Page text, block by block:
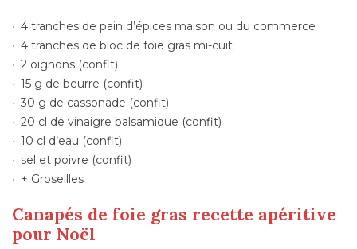
4 tranches de pain d’épices maison ou du commerce
4 tranches de bloc de foie gras mi-cuit
2 oignons (confit)
15 g de beurre (confit)
30 g de cassonade (confit)
20 cl de vinaigre balsamique (confit)
10 cl d’eau (confit)
sel et poivre (confit)
+ Groseilles
Canapés de foie gras recette apéritive
pour Noël